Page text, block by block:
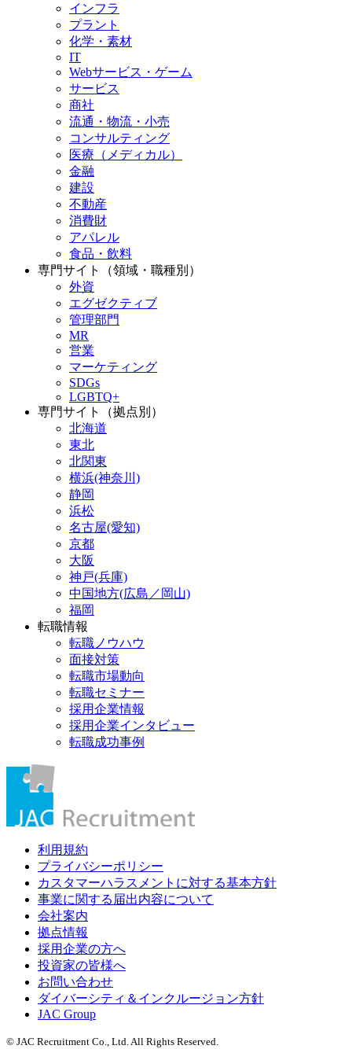
インフラ
プラント
化学・素材
IT
Webサービス・ゲーム
サービス
商社
流通・物流・小売
コンサルティング
医療（メディカル）
金融
建設
不動産
消費財
アパレル
食品・飲料
専門サイト（領域・職種別）
外資
エグゼクティブ
管理部門
MR
営業
マーケティング
SDGs
LGBTQ+
専門サイト（拠点別）
北海道
東北
北関東
横浜(神奈川)
静岡
浜松
名古屋(愛知)
京都
大阪
神戸(兵庫)
中国地方(広島／岡山)
福岡
転職情報
転職ノウハウ
面接対策
転職市場動向
転職セミナー
採用企業情報
採用企業インタビュー
転職成功事例
利用規約
プライバシーポリシー
カスタマーハラスメントに対する基本方針
事業に関する届出内容について
会社案内
拠点情報
採用企業の方へ
投資家の皆様へ
お問い合わせ
ダイバーシティ＆インクルージョン方針
JAC Group
© JAC Recruitment Co., Ltd. All Rights Reserved.